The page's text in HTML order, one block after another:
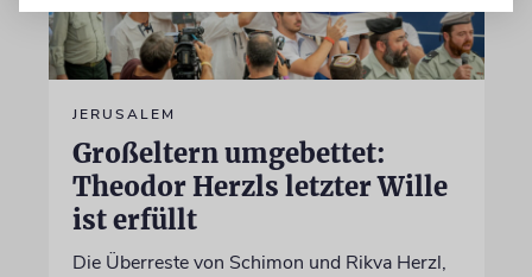
JERUSALEM
Großeltern umgebettet:
Theodor Herzls letzter Wille
ist erfüllt
Die Überreste von Schimon und Rikva Herzl,